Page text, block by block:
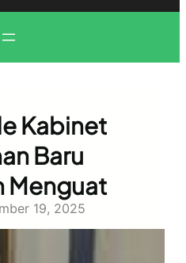
Kabinet
Baru
Menguat
19, 2025